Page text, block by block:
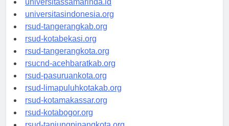
universitassamarinda.id
universitasindonesia.org
rsud-tangerangkab.org
rsud-kotabekasi.org
rsud-tangerangkota.org
rsucnd-acehbaratkab.org
rsud-pasuruankota.org
rsud-limapuluhkotakab.org
rsud-kotamakassar.org
rsud-kotabogor.org